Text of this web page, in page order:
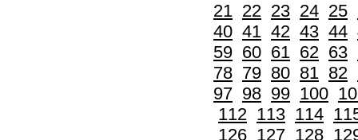
21 22 23 24 25
40 41 42 43 44
59 60 61 62 63
78 79 80 81 82
97 98 99 100
112 113 114
126 127 128